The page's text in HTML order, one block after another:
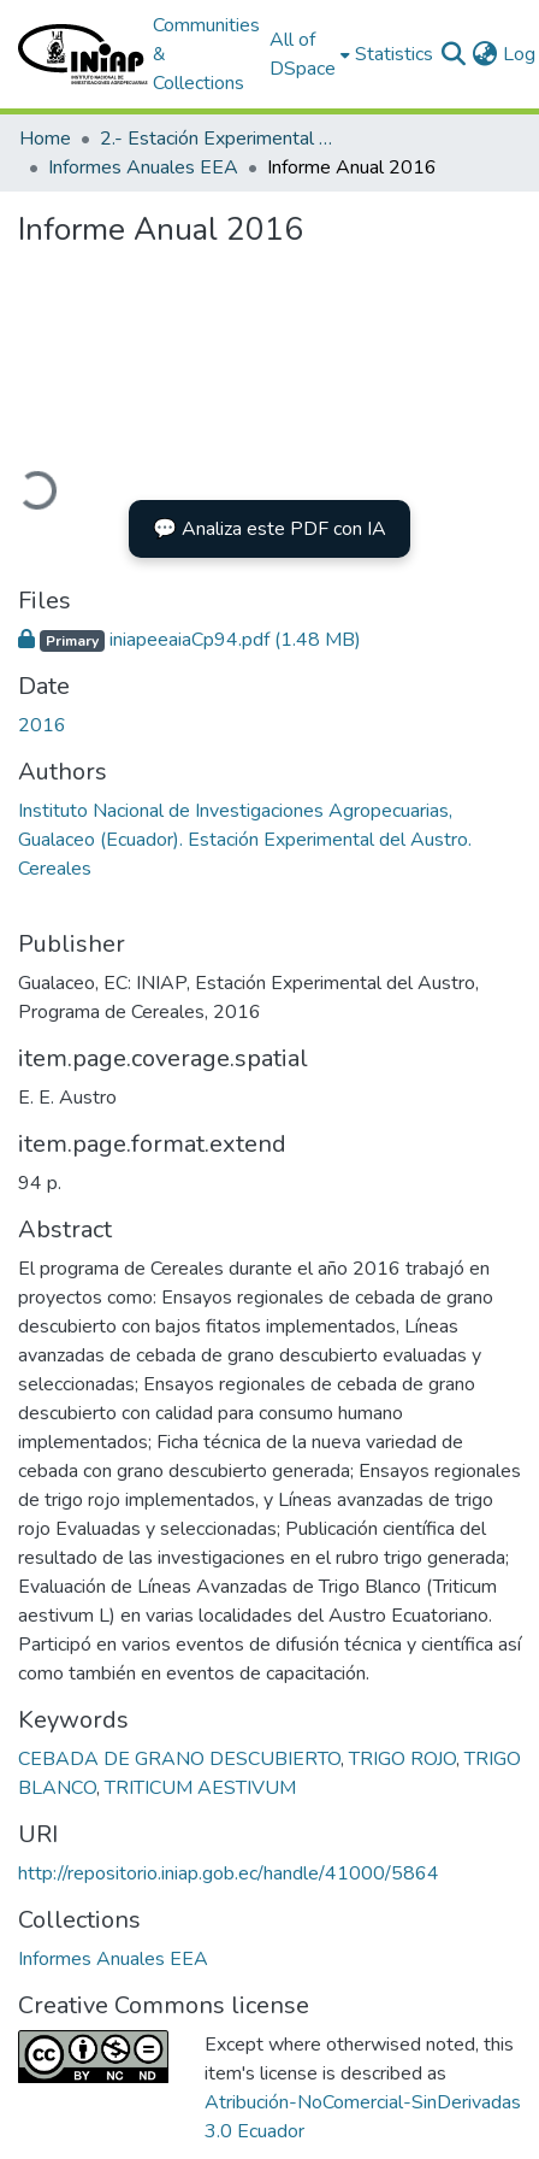
Communities
&
Collections
All of
DSpace
Statistics
Home
2.- Estación Experimental Austro
Informes Anuales EEA
Informe Anual 2016
Informe Anual 2016
Loading...
💬 Analiza este PDF con IA
Files
Primary iniapeeaiaCp94.pdf(1.48 MB)
Date
2016
Authors
Instituto Nacional de Investigaciones Agropecuarias,
Gualaceo (Ecuador). Estación Experimental del Austro.
Cereales
Publisher
Gualaceo, EC: INIAP, Estación Experimental del Austro,
Programa de Cereales, 2016
item.page.coverage.spatial
E. E. Austro
item.page.format.extend
94 p.
Abstract
El programa de Cereales durante el año 2016 trabajó en
proyectos como: Ensayos regionales de cebada de grano
descubierto con bajos fitatos implementados, Líneas
avanzadas de cebada de grano descubierto evaluadas y
seleccionadas; Ensayos regionales de cebada de grano
descubierto con calidad para consumo humano
implementados; Ficha técnica de la nueva variedad de
cebada con grano descubierto generada; Ensayos regionales
de trigo rojo implementados, y Líneas avanzadas de trigo
rojo Evaluadas y seleccionadas; Publicación científica del
resultado de las investigaciones en el rubro trigo generada;
Evaluación de Líneas Avanzadas de Trigo Blanco (Triticum
aestivum L) en varias localidades del Austro Ecuatoriano.
Participó en varios eventos de difusión técnica y científica así
como también en eventos de capacitación.
Keywords
CEBADA DE GRANO DESCUBIERTO,TRIGO ROJO,TRIGO
BLANCO,TRITICUM AESTIVUM
URI
http://repositorio.iniap.gob.ec/handle/41000/5864
Collections
Informes Anuales EEA
Creative Commons license
Except where otherwised noted, this
item's license is described as
Atribución-NoComercial-SinDerivadas
3.0 Ecuador